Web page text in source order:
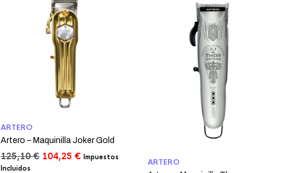
ARTERO
Artero – Maquinilla Joker Gold
125,10€ El
104,25 €ElImpuestos
Incluidos
ARTERO